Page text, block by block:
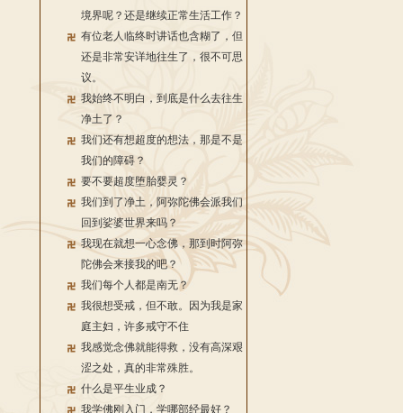
境界呢？还是继续正常生活工作？
有位老人临终时讲话也含糊了，但
还是非常安详地往生了，很不可思
议。
我始终不明白，到底是什么去往生
净土了？
我们还有想超度的想法，那是不是
我们的障碍？
要不要超度堕胎婴灵？
我们到了净土，阿弥陀佛会派我们
回到娑婆世界来吗？
我现在就想一心念佛，那到时阿弥
陀佛会来接我的吧？
我们每个人都是南无？
我很想受戒，但不敢。因为我是家
庭主妇，许多戒守不住
我感觉念佛就能得救，没有高深艰
涩之处，真的非常殊胜。
什么是平生业成？
我学佛刚入门，学哪部经最好？